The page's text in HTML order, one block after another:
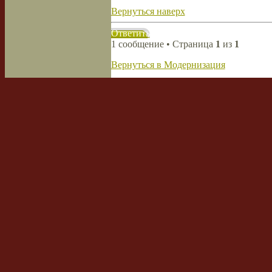
Вернуться наверх
Ответить
1 сообщение • Страница 1 из 1
Вернуться в Модернизация